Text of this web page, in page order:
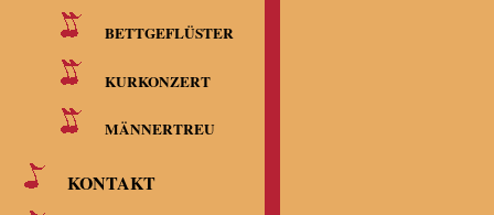
BETTGEFLÜSTER
KURKONZERT
MÄNNERTREU
KONTAKT